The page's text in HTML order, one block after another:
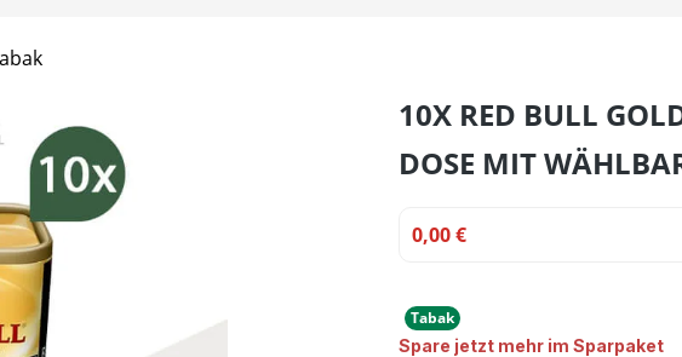
10X RED BULL
DOSE MIT
0,00 €
Tabak
Spare jetzt mehr im Sparpaket